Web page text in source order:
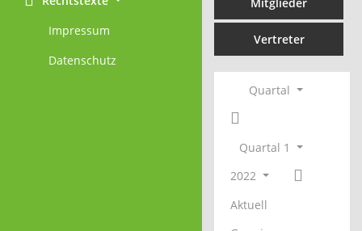
Impressum
Datenschutz
Vertreter
Quartal
Quartal 1
2022
Aktuell